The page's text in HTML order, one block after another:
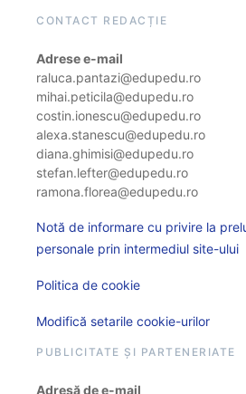
CONTACT REDACȚIE
Adrese e-mail
raluca.pantazi@edupedu.ro
mihai.peticila@edupedu.ro
costin.ionescu@edupedu.ro
alexa.stanescu@edupedu.ro
diana.ghimisi@edupedu.ro
stefan.lefter@edupedu.ro
ramona.florea@edupedu.ro
Notă de informare cu privire la
personale prin intermediul site-ului
Politica de cookie
Modifică setarile cookie-urilor
PUBLICITATE ȘI PARTENERIATE
Adresă de e-mail